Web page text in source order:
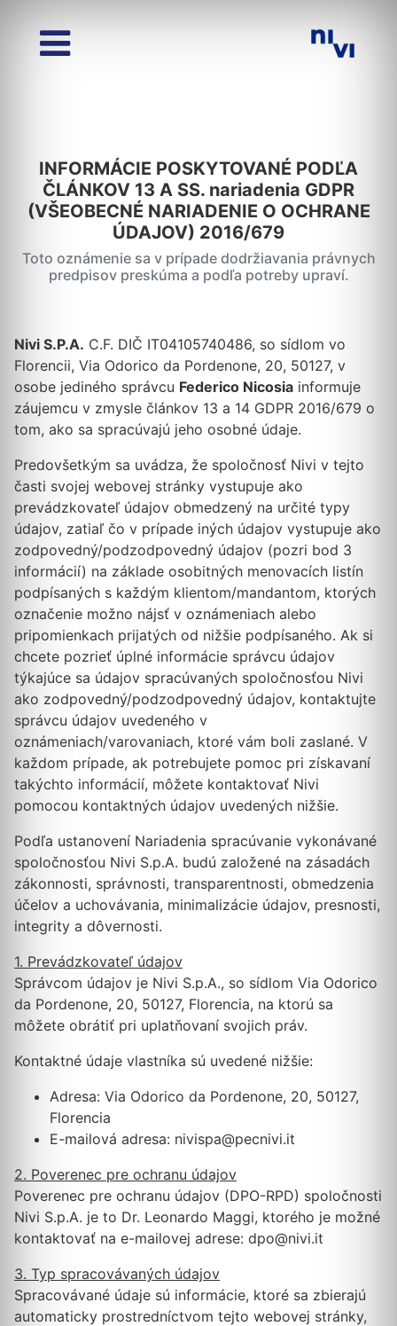
INFORMÁCIE POSKYTOVANÉ PODĽA
ČLÁNKOV 13 A SS. nariadenia GDPR
(VŠEOBECNÉ NARIADENIE O OCHRANE
ÚDAJOV) 2016/679
Toto oznámenie sa v prípade dodržiavania právnych
predpisov preskúma a podľa potreby upraví.
Nivi S.P.A. C.F. DIČ IT04105740486, so sídlom vo
Florencii, Via Odorico da Pordenone, 20, 50127, v
osobe jediného správcu Federico Nicosia informuje
záujemcu v zmysle článkov 13 a 14 GDPR 2016/679 o
tom, ako sa spracúvajú jeho osobné údaje.
Predovšetkým sa uvádza, že spoločnosť Nivi v tejto
časti svojej webovej stránky vystupuje ako
prevádzkovateľ údajov obmedzený na určité typy
údajov, zatiaľ čo v prípade iných údajov vystupuje ako
zodpovedný/podzodpovedný údajov (pozri bod 3
informácií) na základe osobitných menovacích listín
podpísaných s každým klientom/mandantom, ktorých
označenie možno nájsť v oznámeniach alebo
pripomienkach prijatých od nižšie podpísaného. Ak si
chcete pozrieť úplné informácie správcu údajov
týkajúce sa údajov spracúvaných spoločnosťou Nivi
ako zodpovedný/podzodpovedný údajov, kontaktujte
správcu údajov uvedeného v
oznámeniach/varovaniach, ktoré vám boli zaslané. V
každom prípade, ak potrebujete pomoc pri získavaní
takýchto informácií, môžete kontaktovať Nivi
pomocou kontaktných údajov uvedených nižšie.
Podľa ustanovení Nariadenia spracúvanie vykonávané
spoločnosťou Nivi S.p.A. budú založené na zásadách
zákonnosti, správnosti, transparentnosti, obmedzenia
účelov a uchovávania, minimalizácie údajov, presnosti,
integrity a dôvernosti.
1. Prevádzkovateľ údajov
Správcom údajov je Nivi S.p.A., so sídlom Via Odorico
da Pordenone, 20, 50127, Florencia, na ktorú sa
môžete obrátiť pri uplatňovaní svojich práv.
Kontaktné údaje vlastníka sú uvedené nižšie:
Adresa: Via Odorico da Pordenone, 20, 50127,
Florencia
E-mailová adresa: nivispa@pecnivi.it
2. Poverenec pre ochranu údajov
Poverenec pre ochranu údajov (DPO-RPD) spoločnosti
Nivi S.p.A. je to Dr. Leonardo Maggi, ktorého je možné
kontaktovať na e-mailovej adrese: dpo@nivi.it
3. Typ spracovávaných údajov
Spracovávané údaje sú informácie, ktoré sa zbierajú
automaticky prostredníctvom tejto webovej stránky,